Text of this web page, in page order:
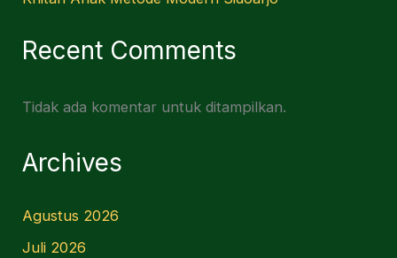
Recent Comments
Tidak ada komentar untuk ditampilkan.
Archives
Agustus 2026
Juli 2026